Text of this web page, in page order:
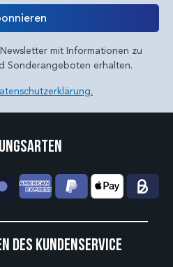
mit Informationen zu
Sonderangeboten erhalten.
des Kundenservice